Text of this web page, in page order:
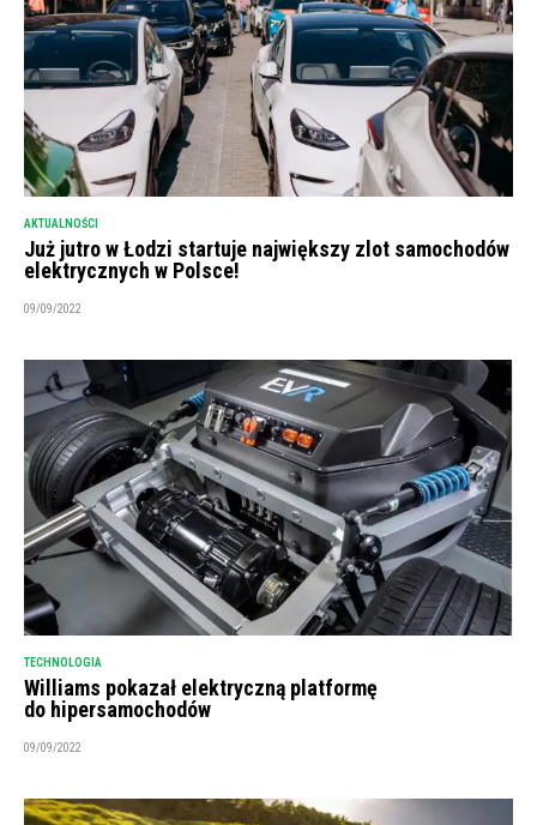
AKTUALNOŚCI
Już jutro w Łodzi startuje największy zlot samochodów
elektrycznych w Polsce!
09/09/2022
TECHNOLOGIA
Williams pokazał elektryczną platformę
do hipersamochodów
09/09/2022